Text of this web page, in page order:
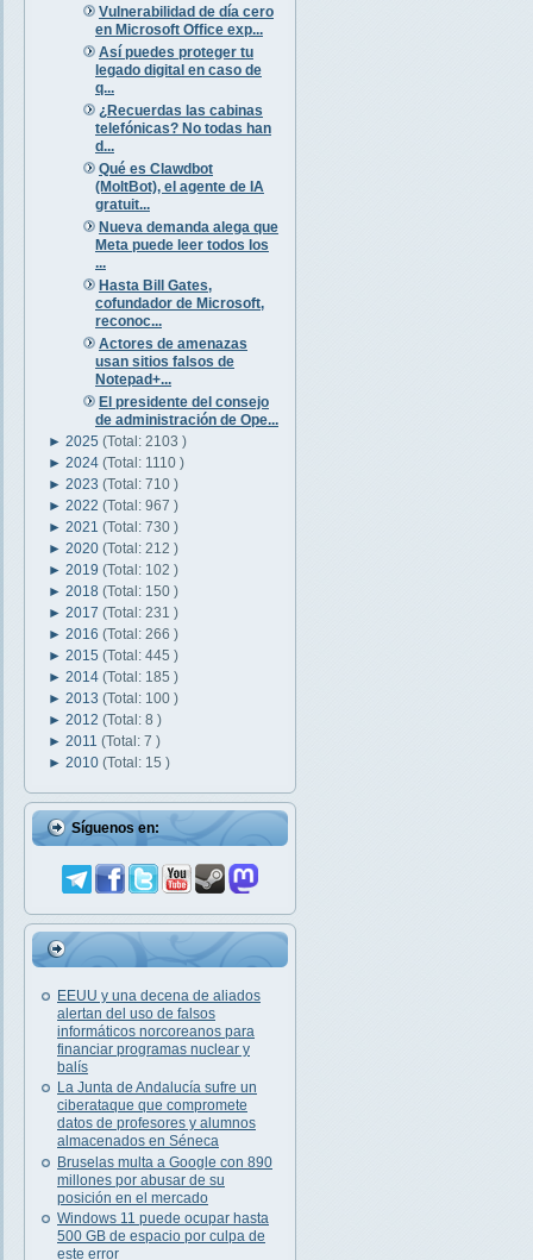
Vulnerabilidad de día cero
en Microsoft Office exp...
Así puedes proteger tu
legado digital en caso de
q...
¿Recuerdas las cabinas
telefónicas? No todas han
d...
Qué es Clawdbot
(MoltBot), el agente de IA
gratuit...
Nueva demanda alega que
Meta puede leer todos los
...
Hasta Bill Gates,
cofundador de Microsoft,
reconoc...
Actores de amenazas
usan sitios falsos de
Notepad+...
El presidente del consejo
de administración de Ope...
► 2025 (Total: 2103 )
► 2024 (Total: 1110 )
► 2023 (Total: 710 )
► 2022 (Total: 967 )
► 2021 (Total: 730 )
► 2020 (Total: 212 )
► 2019 (Total: 102 )
► 2018 (Total: 150 )
► 2017 (Total: 231 )
► 2016 (Total: 266 )
► 2015 (Total: 445 )
► 2014 (Total: 185 )
► 2013 (Total: 100 )
► 2012 (Total: 8 )
► 2011 (Total: 7 )
► 2010 (Total: 15 )
Síguenos en:
EEUU y una decena de aliados
alertan del uso de falsos
informáticos norcoreanos para
financiar programas nuclear y
balís
La Junta de Andalucía sufre un
ciberataque que compromete
datos de profesores y alumnos
almacenados en Séneca
Bruselas multa a Google con 890
millones por abusar de su
posición en el mercado
Windows 11 puede ocupar hasta
500 GB de espacio por culpa de
este error